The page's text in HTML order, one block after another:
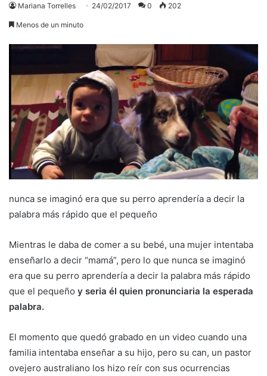
Mariana Torrelles 24/02/2017 0 202
Menos de un minuto
nunca se imaginó era que su perro aprendería a decir la
palabra más rápido que el pequeño
Mientras le daba de comer a su bebé, una mujer intentaba
enseñarlo a decir “mamá”, pero lo que nunca se imaginó
era que su perro aprendería a decir la palabra más rápido
que el pequeño y seria él quien pronunciaria la esperada
palabra.
El momento que quedó grabado en un video cuando una
familia intentaba enseñar a su hijo, pero su can, un pastor
ovejero australiano los hizo reír con sus ocurrencias